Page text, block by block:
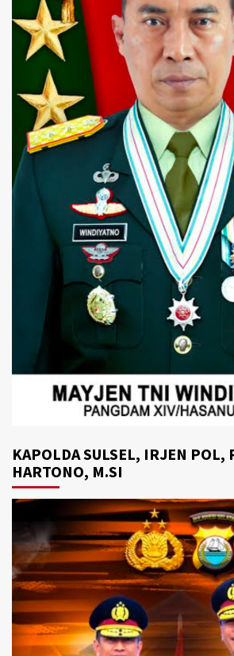
KAPOLDA SULSEL, IRJEN POL,
HARTONO, M.SI